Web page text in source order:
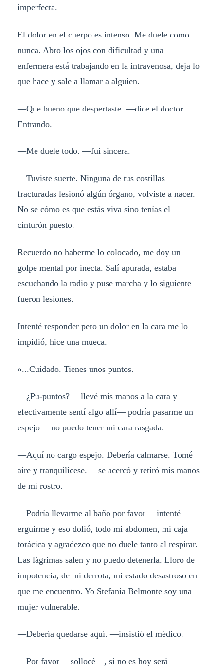
imperfecta.
El dolor en el cuerpo es intenso. Me duele como
nunca. Abro los ojos con dificultad y una
enfermera está trabajando en la intravenosa, deja lo
que hace y sale a llamar a alguien.
—Que bueno que despertaste. —dice el doctor.
Entrando.
—Me duele todo. —fui sincera.
—Tuviste suerte. Ninguna de tus costillas
fracturadas lesionó algún órgano, volviste a nacer.
No se cómo es que estás viva sino tenías el
cinturón puesto.
Recuerdo no haberme lo colocado, me doy un
golpe mental por inecta. Salí apurada, estaba
escuchando la radio y puse marcha y lo siguiente
fueron lesiones.
Intenté responder pero un dolor en la cara me lo
impidió, hice una mueca.
»...Cuidado. Tienes unos puntos.
—¿Pu-puntos? —llevé mis manos a la cara y
efectivamente sentí algo allí— podría pasarme un
espejo —no puedo tener mi cara rasgada.
—Aquí no cargo espejo. Debería calmarse. Tomé
aire y tranquilícese. —se acercó y retiró mis manos
de mi rostro.
—Podría llevarme al baño por favor —intenté
erguirme y eso dolió, todo mi abdomen, mi caja
torácica y agradezco que no duele tanto al respirar.
Las lágrimas salen y no puedo detenerla. Lloro de
impotencia, de mi derrota, mi estado desastroso en
que me encuentro. Yo Stefanía Belmonte soy una
mujer vulnerable.
—Debería quedarse aquí. —insistió el médico.
—Por favor —sollocé—, si no es hoy será